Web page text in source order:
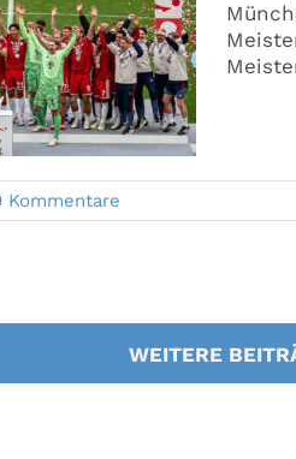
Kommentare
WEITERE